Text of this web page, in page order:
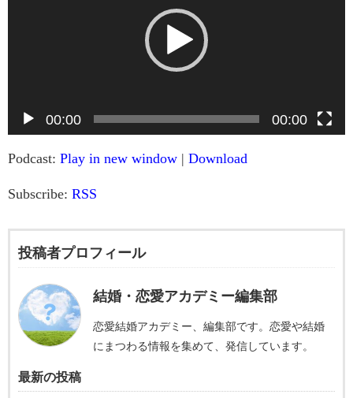
00:00 00:00
Podcast: Play in new window | Download
Subscribe: RSS
投稿者プロフィール
結婚・恋愛アカデミー編集部
恋愛結婚アカデミー、編集部です。恋愛や結婚
にまつわる情報を集めて、発信しています。
最新の投稿